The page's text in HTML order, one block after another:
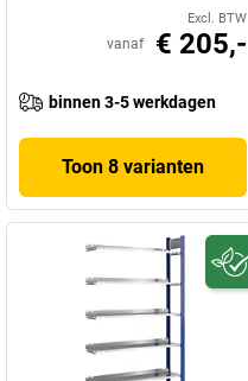
Excl. BTW
vanaf € 205,-
binnen 3-5 werkdagen
Toon 8 varianten